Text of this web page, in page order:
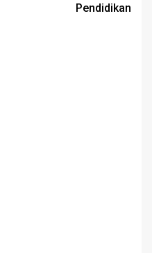
Pendidikan